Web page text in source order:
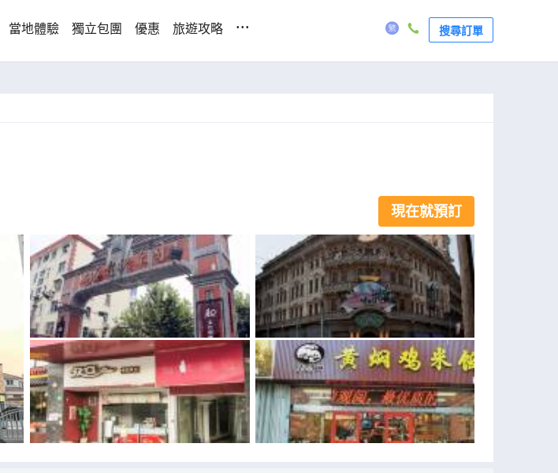
當地體驗 獨立包團 優惠 旅遊攻略 ... 搜尋訂單
現在就預訂